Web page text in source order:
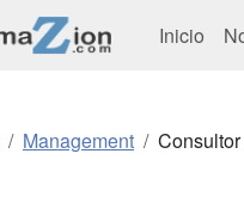
Inicio
Management